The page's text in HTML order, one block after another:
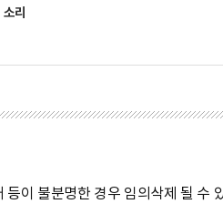
리
이 불분명한 경우 임의삭제 될 수